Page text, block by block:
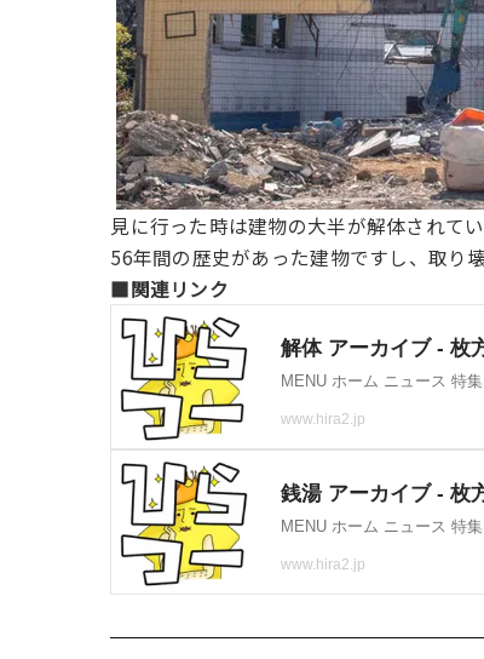
見に行った時は建物の大半が解体されてい
56年間の歴史があった建物ですし、取り
■関連リンク